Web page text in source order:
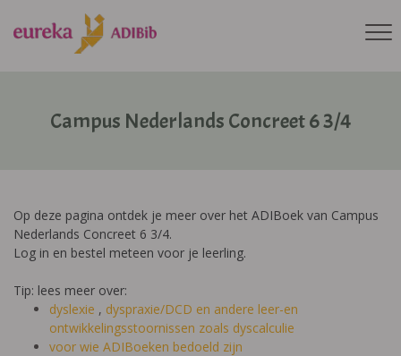
Campus Nederlands Concreet 6 3/4
Op deze pagina ontdek je meer over het ADIBoek van Campus
Nederlands Concreet 6 3/4.
Log in en bestel meteen voor je leerling.
Tip: lees meer over:
dyslexie , dyspraxie/DCD en andere leer-en
ontwikkelingsstoornissen zoals dyscalculie
voor wie ADIBoeken bedoeld zijn